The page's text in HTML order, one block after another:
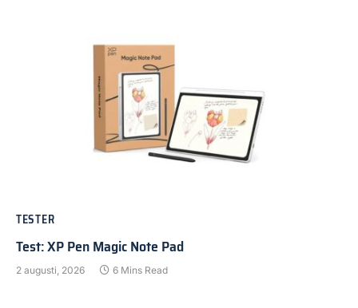
TESTER
Test: XP Pen Magic Note Pad
2 augusti, 2026 6 Mins Read